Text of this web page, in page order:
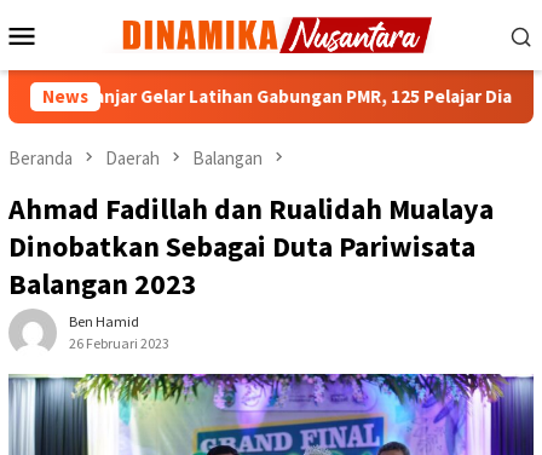
ke
Mobile
News
Gelar Latihan Gabungan PMR, 125 Pelajar Diasah Jadi
Beranda Daerah Balangan
Ahmad Fadillah dan Rualidah Mualaya
Dinobatkan Sebagai Duta Pariwisata
Balangan 2023
Ben Hamid
26 Februari 2023